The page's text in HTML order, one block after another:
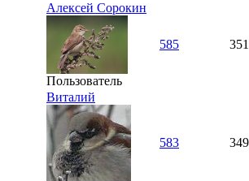
Алексей Сорокин
Пользователь
585 351
Виталий
583 349